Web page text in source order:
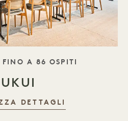
A 86 OSPITI
DETTAGLI